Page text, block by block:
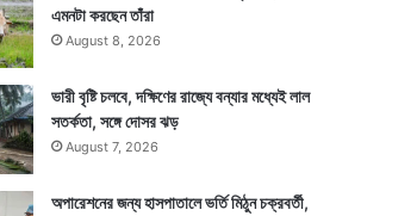
এমনটা করছেন তাঁরা
August 8, 2026
ভারী বৃষ্টি চলবে, দক্ষিণের রাজ্যে বন্যার মধ্যেই লাল
সতর্কতা, সঙ্গে দোসর ঝড়
August 7, 2026
অপারেশনের জন্য হাসপাতালে ভর্তি মিঠুন চক্রবর্তী,